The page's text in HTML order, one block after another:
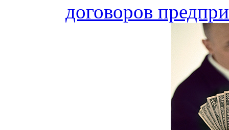
договоров